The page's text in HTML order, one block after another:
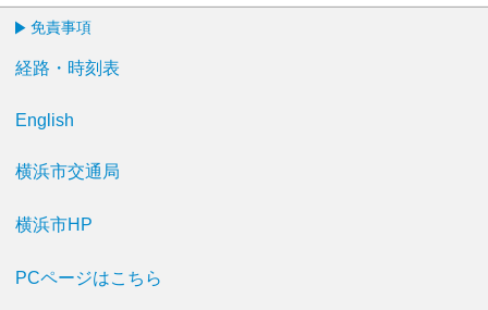
免責事項
経路・時刻表
English
横浜市交通局
横浜市HP
PCページはこちら